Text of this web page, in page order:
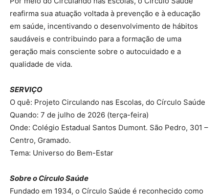
reafirma sua atuação voltada à prevenção e à educação
em saúde, incentivando o desenvolvimento de hábitos
saudáveis e contribuindo para a formação de uma
geração mais consciente sobre o autocuidado e a
qualidade de vida.
SERVIÇO
O quê: Projeto Circulando nas Escolas, do Círculo Saúde
Quando: 7 de julho de 2026 (terça-feira)
Onde: Colégio Estadual Santos Dumont. São Pedro, 301 –
Centro, Gramado.
Tema: Universo do Bem-Estar
Sobre o Círculo Saúde
Fundado em 1934, o Círculo Saúde é reconhecido como